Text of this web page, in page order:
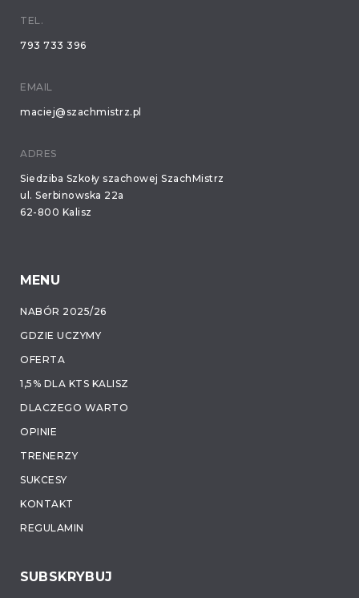
TEL.
793 733 396
EMAIL
maciej@szachmistrz.pl
ADRES
Siedziba Szkoły szachowej SzachMistrz
ul. Serbinowska 22a
62-800 Kalisz
MENU
NABÓR 2025/26
GDZIE UCZYMY
OFERTA
1,5% DLA KTS KALISZ
DLACZEGO WARTO
OPINIE
TRENERZY
SUKCESY
KONTAKT
REGULAMIN
SUBSKRYBUJ